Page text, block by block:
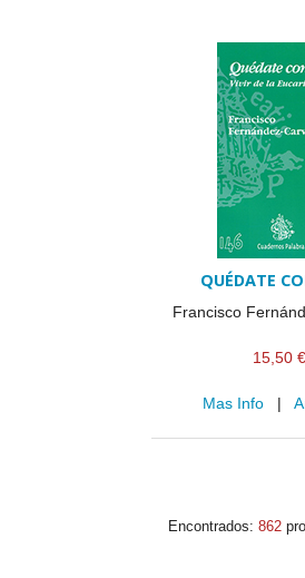
QUÉDATE
Francisco
15,50 €
Mas Info|
Encontrados:862